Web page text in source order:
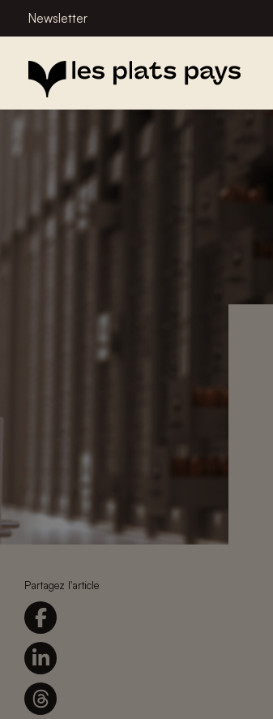
Newsletter
Partagez l'article